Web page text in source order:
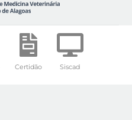
Certidão Siscad